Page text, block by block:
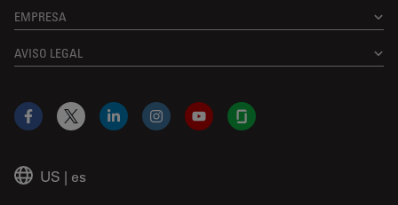
EMPRESA
AVISO LEGAL
US | es
Facebook
X LinkedInInstagramYouTubeGlassdoor